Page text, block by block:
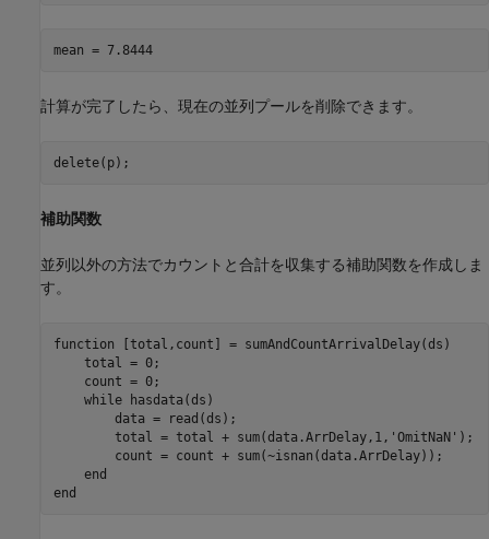
mean = 7.8444
計算が完了したら、現在の並列プールを削除できます。
delete(p);
補助関数
並列以外の方法でカウントと合計を収集する補助関数を作成しま
す。
function [total,count] = sumAndCountArrivalDelay(ds)
    total = 0;
    count = 0;
while hasdata(ds)
        data = read(ds);
        total = total + sum(data.ArrDelay,1,
'OmitNaN' );
        count = count + sum(~isnan(data.ArrDelay));
end
end